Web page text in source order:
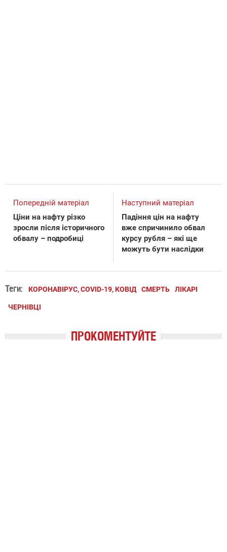
Попередній матеріал
Ціни на нафту різко
зросли після історичного
обвалу – подробиці
Наступний матеріал
Падіння цін на нафту
вже спричинило обвал
курсу рубля – які ще
можуть бути наслідки
Теги: КОРОНАВІРУС, COVID-19, КОВІД СМЕРТЬ ЛІКАРІ
ЧЕРНІВЦІ
ПРОКОМЕНТУЙТЕ